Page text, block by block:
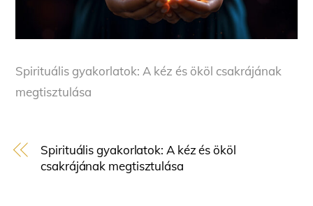
Spirituális gyakorlatok: A kéz és ököl csakrájának
megtisztulása
Spirituális gyakorlatok: A kéz és ököl
csakrájának megtisztulása